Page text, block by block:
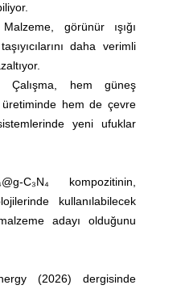
Malzeme, görünür ışığı
daha verimli
Çalışma, hem güneş
hem de çevre
yeni ufuklar
C₃N₄ kompozitinin,
kullanılabilecek
adayı olduğunu
(2026) dergisinde